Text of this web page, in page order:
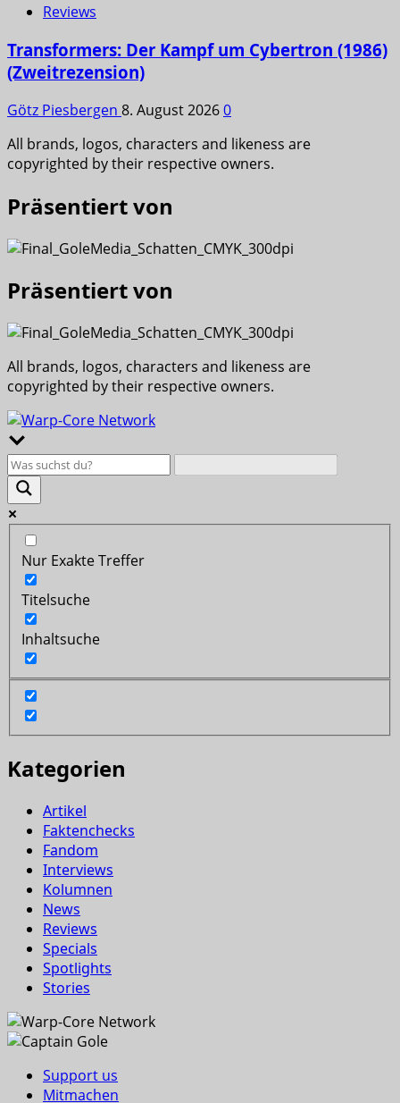
Reviews
Transformers: Der Kampf um Cybertron (1986)
(Zweitrezension)
Götz Piesbergen 8. August 20260
All brands, logos, characters and likeness are
copyrighted by their respective owners.
Präsentiert von
Präsentiert von
All brands, logos, characters and likeness are
copyrighted by their respective owners.
Nur Exakte Treffer
Titelsuche
Inhaltsuche
Kategorien
Artikel
Faktenchecks
Fandom
Interviews
Kolumnen
News
Reviews
Specials
Spotlights
Stories
Support us
Mitmachen